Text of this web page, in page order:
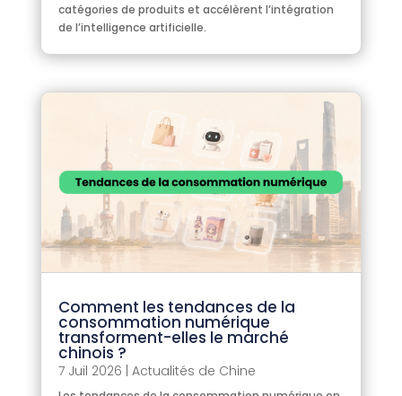
catégories de produits et accélèrent l’intégration
de l’intelligence artificielle.
Comment les tendances de la
consommation numérique
transforment-elles le marché
chinois ?
7 Juil 2026 Actualités de Chine